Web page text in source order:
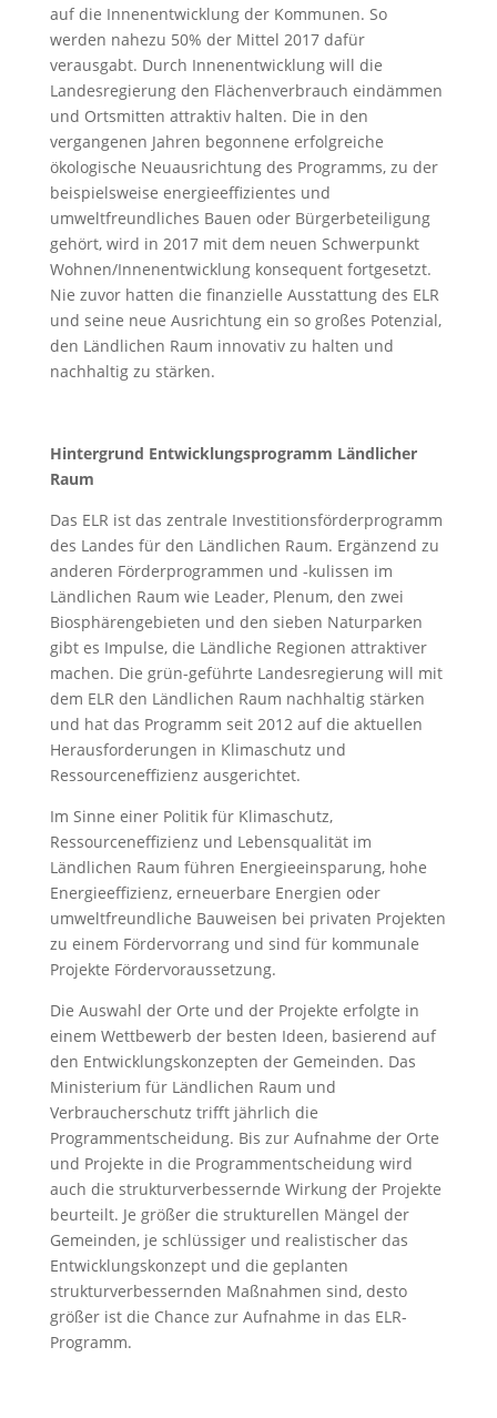
auf die Innenentwicklung der Kommunen. So
werden nahezu 50% der Mittel 2017 dafür
verausgabt. Durch Innenentwicklung will die
Landesregierung den Flächenverbrauch eindämmen
und Ortsmitten attraktiv halten. Die in den
vergangenen Jahren begonnene erfolgreiche
ökologische Neuausrichtung des Programms, zu der
beispielsweise energieeffizientes und
umweltfreundliches Bauen oder Bürgerbeteiligung
gehört, wird in 2017 mit dem neuen Schwerpunkt
Wohnen/Innenentwicklung konsequent fortgesetzt.
Nie zuvor hatten die finanzielle Ausstattung des ELR
und seine neue Ausrichtung ein so großes Potenzial,
den Ländlichen Raum innovativ zu halten und
nachhaltig zu stärken.
Hintergrund Entwicklungsprogramm Ländlicher
Raum
Das ELR ist das zentrale Investitionsförderprogramm
des Landes für den Ländlichen Raum. Ergänzend zu
anderen Förderprogrammen und -kulissen im
Ländlichen Raum wie Leader, Plenum, den zwei
Biosphärengebieten und den sieben Naturparken
gibt es Impulse, die Ländliche Regionen attraktiver
machen. Die grün-geführte Landesregierung will mit
dem ELR den Ländlichen Raum nachhaltig stärken
und hat das Programm seit 2012 auf die aktuellen
Herausforderungen in Klimaschutz und
Ressourceneffizienz ausgerichtet.
Im Sinne einer Politik für Klimaschutz,
Ressourceneffizienz und Lebensqualität im
Ländlichen Raum führen Energieeinsparung, hohe
Energieeffizienz, erneuerbare Energien oder
umweltfreundliche Bauweisen bei privaten Projekten
zu einem Fördervorrang und sind für kommunale
Projekte Fördervoraussetzung.
Die Auswahl der Orte und der Projekte erfolgte in
einem Wettbewerb der besten Ideen, basierend auf
den Entwicklungskonzepten der Gemeinden. Das
Ministerium für Ländlichen Raum und
Verbraucherschutz trifft jährlich die
Programmentscheidung. Bis zur Aufnahme der Orte
und Projekte in die Programmentscheidung wird
auch die strukturverbessernde Wirkung der Projekte
beurteilt. Je größer die strukturellen Mängel der
Gemeinden, je schlüssiger und realistischer das
Entwicklungskonzept und die geplanten
strukturverbessernden Maßnahmen sind, desto
größer ist die Chance zur Aufnahme in das ELR-
Programm.